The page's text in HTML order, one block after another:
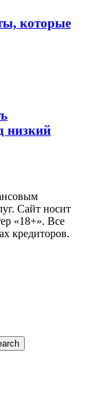
которые
низкий
Сайт носит
«18+». Все
кредиторов.